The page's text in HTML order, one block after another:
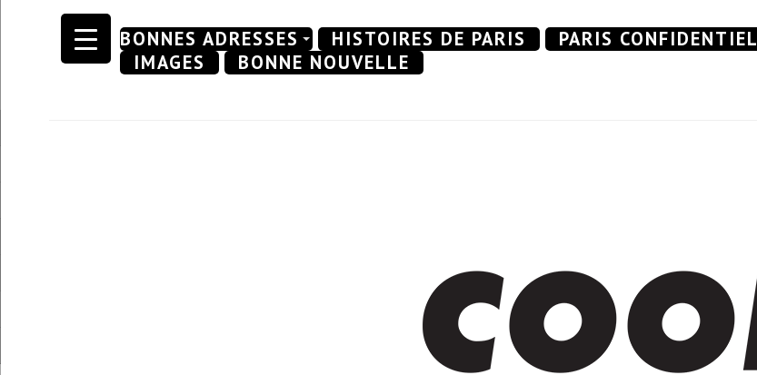
Skip
BONNES ADRESSES HISTOIRES DE PARIS PARIS CONFIDENTIEL
IMAGES
BONNE NOUVELLE